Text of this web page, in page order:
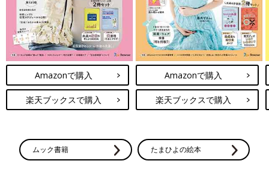
Amazonで購入
楽天ブックスで購入
Amazonで購入
楽天ブックスで購入
ムック書籍 たまひよの絵本